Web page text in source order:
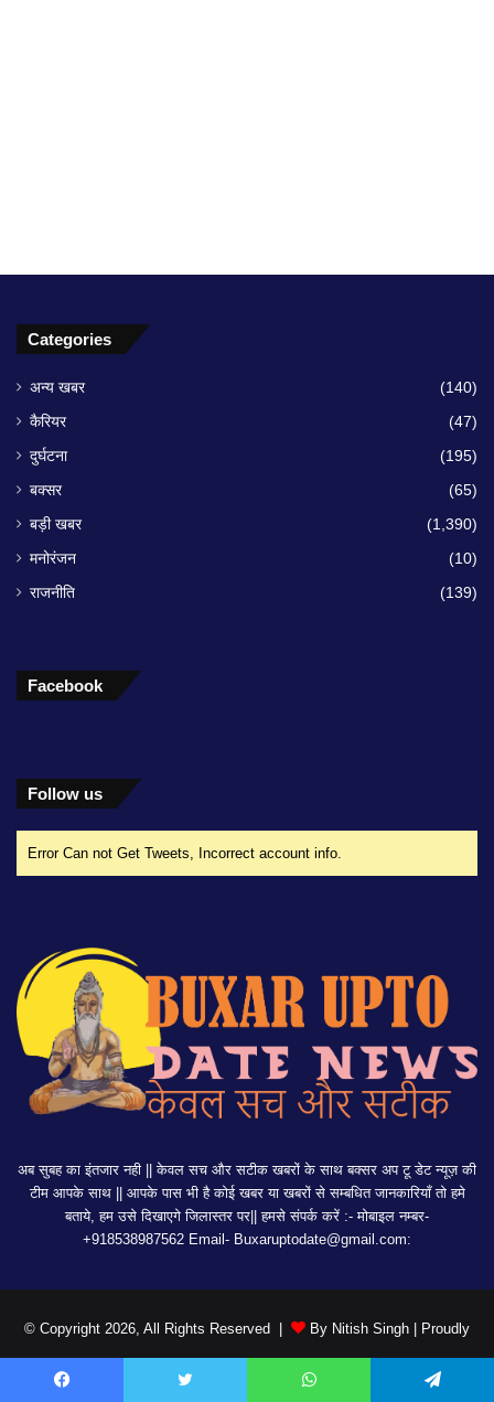
Categories
अन्य खबर (140)
कैरियर (47)
दुर्घटना (195)
बक्सर (65)
बड़ी खबर (1,390)
मनोरंजन (10)
राजनीति (139)
Facebook
Follow us
Error Can not Get Tweets, Incorrect account info.
अब सुबह का इंतजार नही || केवल सच और सटीक खबरों के साथ बक्सर अप टू डेट न्यूज़ की
टीम आपके साथ || आपके पास भी है कोई खबर या खबरों से सम्बधित जानकारियाँ तो हमे
बताये, हम उसे दिखाएगे जिलास्तर पर|| हमसे संपर्क करें :- मोबाइल नम्बर-
+918538987562 Email- Buxaruptodate@gmail.com:
© Copyright 2026, All Rights Reserved | By Nitish Singh | Proudly